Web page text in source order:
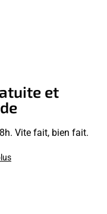
et
Vite fait, bien fait.